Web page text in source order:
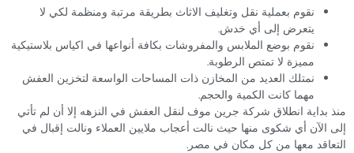
نقوم بعملية نقل وتغليف الاثاث بطريقة مرتبة ومنظمة لكي لا
يتعرض إلى أي خدش.
نقوم بوضع الملابس والمفروشات بكافة أنواعها في اكياس بلاستيكية
مميزة لا تمتص الرطوبة.
نمتلك العديد من المخازن ذات المساحات الواسعة لتخزين العفش
مهما كانت الكمية والحجم.
بداية انطلاق شركة جرين موف لنقل العفش في النزهه إلا أن لم تأتي
الآن أي شكوى منها حيث نالت أعجاب ملايين العملاء ونالت إقبال في
معها من كل مكان في مصر.